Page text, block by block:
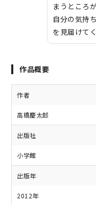
まうところ
自分の気持
を見届けて
作品概要
作者
高橋慶太郎
出版社
小学館
出版年
2012年